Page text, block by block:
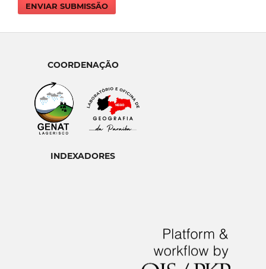
ENVIAR SUBMISSÃO
COORDENAÇÃO
INDEXADORES